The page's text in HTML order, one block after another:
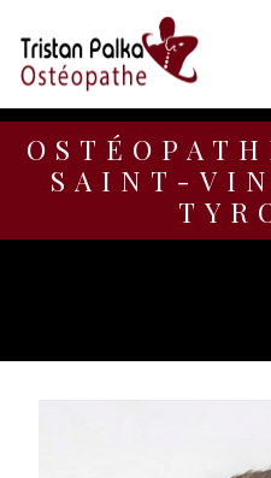
SAINT-
Panneau de gestion des cookies